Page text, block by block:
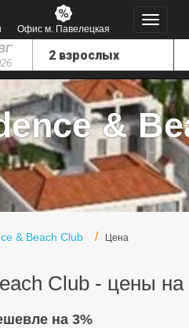
Офис м. Павелецкая
&
& Beach Club Цена
Club - цены на
на 3%